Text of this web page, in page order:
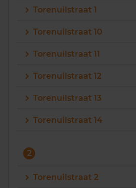
Maandag t/m vrijdag - 08:00 -18:00
Torenuilstraat 1
Torenuilstraat 10
Torenuilstraat 11
Torenuilstraat 12
Torenuilstraat 13
Torenuilstraat 14
2
Torenuilstraat 2